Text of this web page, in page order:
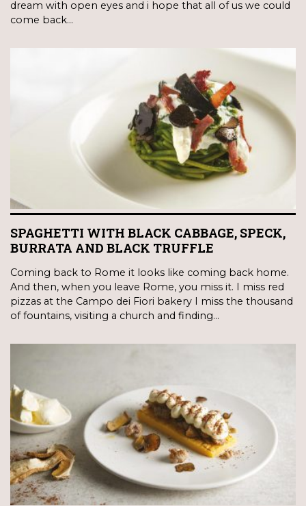
dream with open eyes and i hope that all of us we could
come back…
SPAGHETTI WITH BLACK CABBAGE, SPECK,
BURRATA AND BLACK TRUFFLE
Coming back to Rome it looks like coming back home.
And then, when you leave Rome, you miss it. I miss red
pizzas at the Campo dei Fiori bakery I miss the thousand
of fountains, visiting a church and finding…